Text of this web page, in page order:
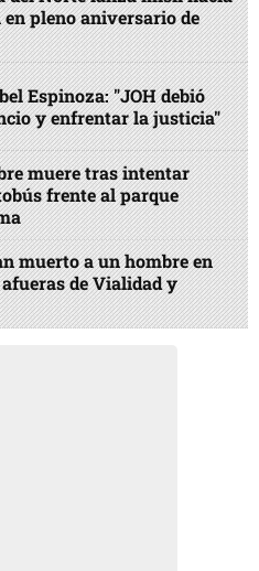
en pleno aniversario de
Espinoza: "JOH debió
y enfrentar la justicia"
muere tras intentar
frente al parque
muerto a un hombre en
de Vialidad y